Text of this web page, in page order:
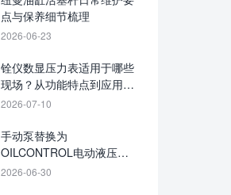
点与保养细节梳理
2026-06-23
铨仪数显压力表适用于哪些
现场？从功能特点到应用场
景梳理
2026-07-10
手动泵替换为
OILCONTROL电动液压
泵，设备改造前需核对哪些
2026-06-30